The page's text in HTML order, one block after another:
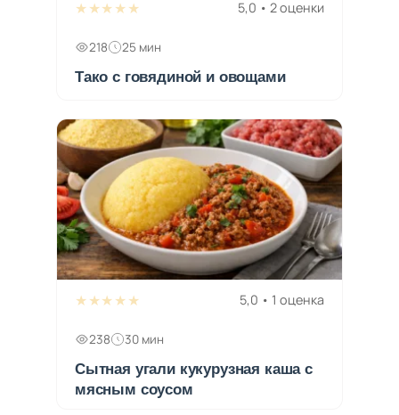
★★★★★ 5,0 • 2 оценки
218 25 мин
Тако с говядиной и овощами
★★★★★ 5,0 • 1 оценка
238 30 мин
Сытная угали кукурузная каша с
мясным соусом